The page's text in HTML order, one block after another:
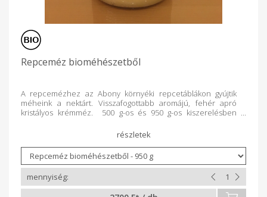
Repceméz bioméhészetből
A repcemézhez az Abony környéki repcetáblákon gyújtik
méheink a nektárt. Visszafogottabb aromájú, fehér apró
kristályos krémméz. 500 g-os és 950 g-os kiszerelésben
beszámítjuk a következő vásárláskor.